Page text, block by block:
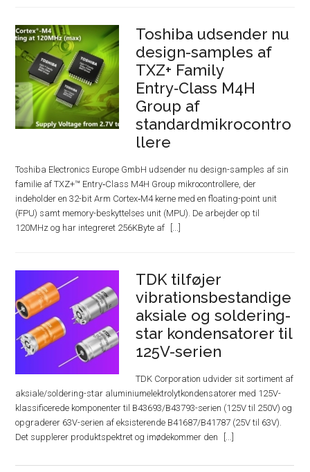
Toshiba udsender nu
design-samples af
TXZ+ Family
Entry‑Class M4H
Group af
standardmikrocontro
llere
Toshiba Electronics Europe GmbH udsender nu design-samples af sin
familie af TXZ+™ Entry‑Class M4H Group mikrocontrollere, der
indeholder en 32-bit Arm Cortex‑M4 kerne med en floating-point unit
(FPU) samt memory-beskyttelses unit (MPU). De arbejder op til
120MHz og har integreret 256KByte af
TDK tilføjer
vibrationsbestandige
aksiale og soldering-
star kondensatorer til
125V-serien
TDK Corporation udvider sit sortiment af
aksiale/soldering-star aluminiumelektrolytkondensatorer med 125V-
klassificerede komponenter til B43693/B43793-serien (125V til 250V) og
opgraderer 63V-serien af ​​eksisterende B41687/B41787 (25V til 63V).
Det supplerer produktspektret og imødekommer den